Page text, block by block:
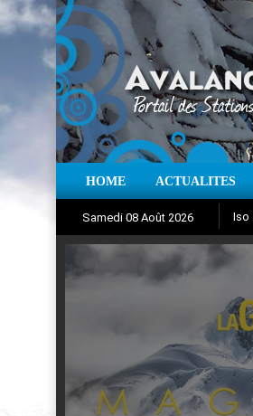
HOME ACTUALITES
Samedi 08 Août 2026 Iso
Nuit de la Glisse 2018